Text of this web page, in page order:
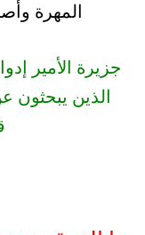
المهرة
جزيرة الأمير
الذين يبحثون